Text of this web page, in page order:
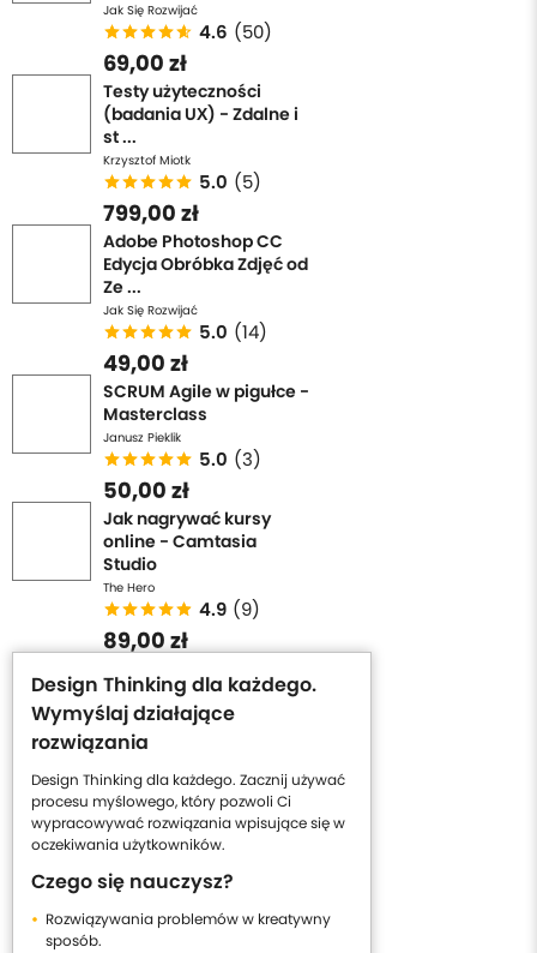
Jak Się Rozwijać
4.6 (50)
69,00 zł
Testy użyteczności
(badania UX) - Zdalne i
st ...
Krzysztof Miotk
5.0 (5)
799,00 zł
Adobe Photoshop CC
Edycja Obróbka Zdjęć od
Ze ...
Jak Się Rozwijać
5.0 (14)
49,00 zł
SCRUM Agile w pigułce -
Masterclass
Janusz Pieklik
5.0 (3)
50,00 zł
Jak nagrywać kursy
online - Camtasia
Studio
The Hero
4.9 (9)
89,00 zł
Design Thinking dla każdego.
Wymyślaj działające
rozwiązania
Design Thinking dla każdego. Zacznij używać
procesu myślowego, który pozwoli Ci
wypracowywać rozwiązania wpisujące się w
oczekiwania użytkowników.
Czego się nauczysz?
Rozwiązywania problemów w kreatywny
sposób.